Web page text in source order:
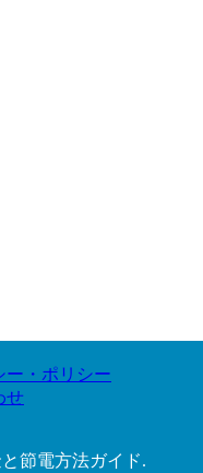
ー・ポリシー
せ
節電方法ガイド.